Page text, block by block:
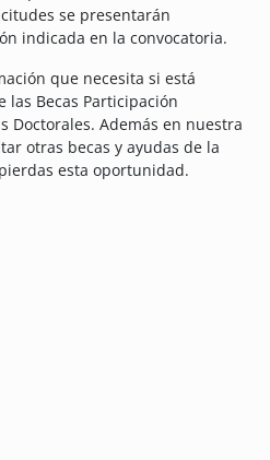
se presentarán
indicada en la convocatoria.
que necesita si está
Becas Participación
Doctorales. Además en nuestra
otras becas y ayudas de la
esta oportunidad.